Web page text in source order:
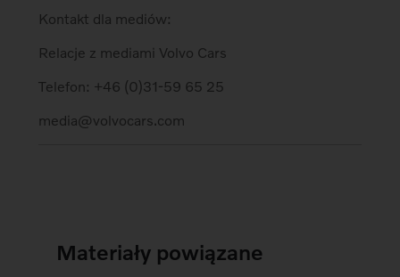
Kontakt dla mediów:
Relacje z mediami Volvo Cars
Telefon: +46 (0)31-59 65 25
media@volvocars.com
Materiały powiązane